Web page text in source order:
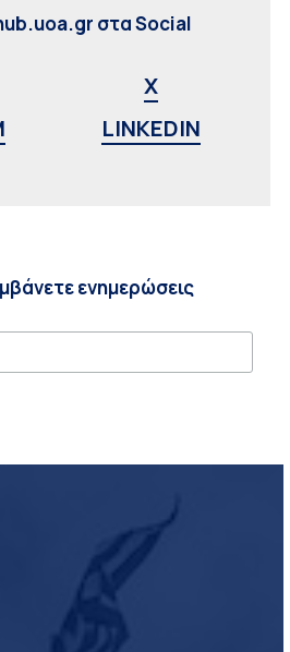
στα Social
X
LINKEDIN
ενημερώσεις